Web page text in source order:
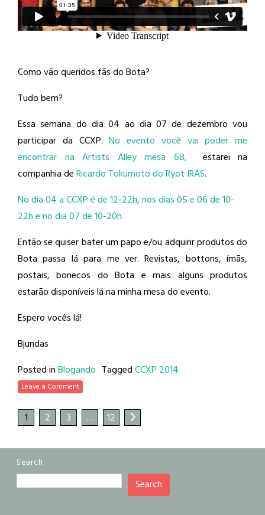
Como vão queridos fãs do Bota?
Tudo bem?
Essa semana do dia 04 ao dia 07 de dezembro vou
participar da CCXP.No evento você vai poder me
encontrar na Artists Alley mesa 68, estarei na
companhia deRicardo Tokumoto do Ryot IRAS.
No dia 04 a CCXP é de 12-22h, nos dias 05 e 06 de 10-
22h e no dia 07 de 10-20h.
Então se quiser bater um papo e/ou adquirir produtos do
Bota passa lá para me ver. Revistas, bottons, ímãs,
postais, bonecos do Bota e mais alguns produtos
estarão disponíveis lá na minha mesa do evento.
Espero vocês lá!
Bjundas
Posted inBlogando TaggedCCXP 2014
Leave a Comment
1 2 3 … 12
Search
Search